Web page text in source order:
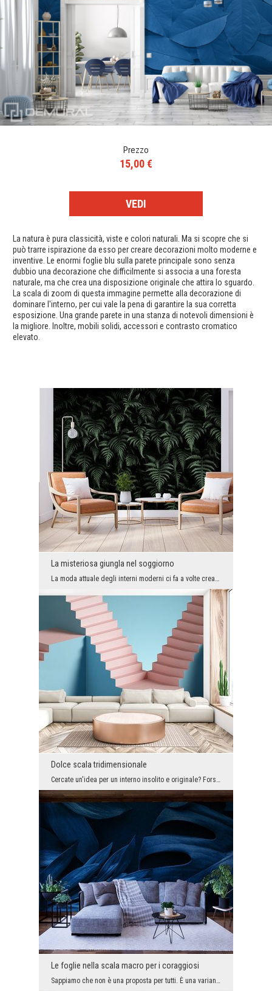
Prezzo
15,00 €
VEDI
La natura è pura classicità, viste e colori naturali. Ma si scopre che si
può trarre ispirazione da esso per creare decorazioni molto moderne e
inventive. Le enormi foglie blu sulla parete principale sono senza
dubbio una decorazione che difficilmente si associa a una foresta
naturale, ma che crea una disposizione originale che attira lo sguardo.
La scala di zoom di questa immagine permette alla decorazione di
dominare l'interno, per cui vale la pena di garantire la sua corretta
esposizione. Una grande parete in una stanza di notevoli dimensioni è
la migliore. Inoltre, mobili solidi, accessori e contrasto cromatico
elevato.
La misteriosa giungla nel soggiorno
La moda attuale degli interni moderni ci fa a volte creare spazi troppo minimalisti e leggermente...
Dolce scala tridimensionale
Cercate un'idea per un interno insolito e originale? Forse vi ispirerete a questo salone? È organ...
Le foglie nella scala macro per i coraggiosi
Sappiamo che non è una proposta per tutti. È una variante decorativa per i coraggiosi che amano s...